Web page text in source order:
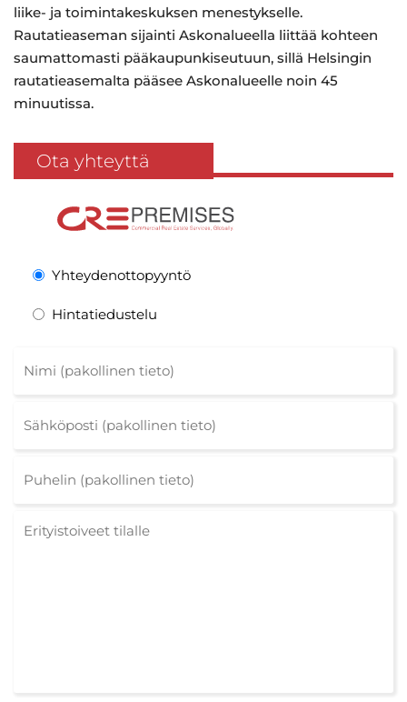
liike- ja toimintakeskuksen menestykselle.
Rautatieaseman sijainti Askonalueella liittää kohteen
saumattomasti pääkaupunkiseutuun, sillä Helsingin
rautatieasemalta pääsee Askonalueelle noin 45
minuutissa.
Ota yhteyttä
Yhteydenottopyyntö
Hintatiedustelu